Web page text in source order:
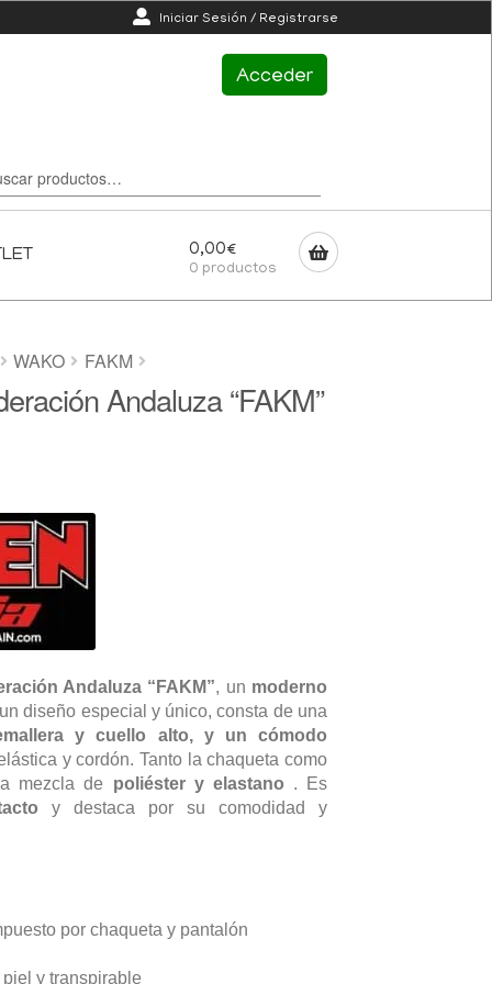
Iniciar Sesión / Registrarse
Acceder
0,00€
0 productos
WAKO FAKM
Andaluza “FAKM”
Andaluza “FAKM”, un moderno
diseño especial y único, consta de una
y cuello alto, y un cómodo
y cordón. Tanto la chaqueta como
mezcla de poliéster y elastano . Es
y destaca por su comodidad y
por chaqueta y pantalón
y transpirable